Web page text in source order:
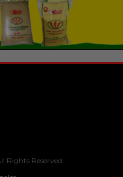
Rights Reserved.